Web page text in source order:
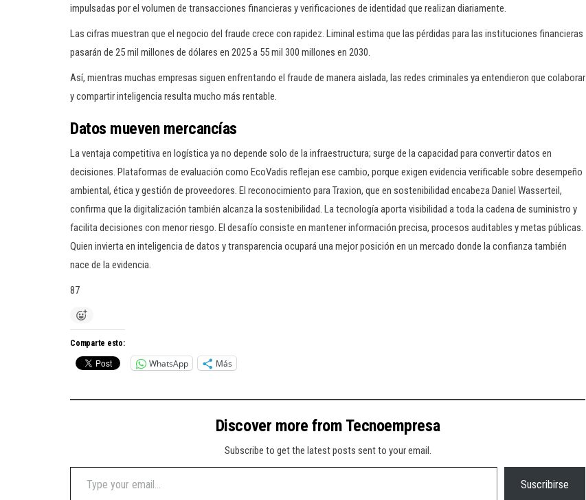
impulsadas por el volumen de transacciones financieras y verificaciones de identidad que realizan diariamente.
Las cifras muestran que el negocio del fraude crece con rapidez. Liminal estima que las pérdidas para las instituciones financieras
pasarán de 25 mil millones de dólares en 2025 a 55 mil 300 millones en 2030.
Así, mientras muchas empresas siguen enfrentando el fraude de manera aislada, las redes criminales ya entendieron que colaborar
y compartir inteligencia resulta mucho más rentable.
Datos mueven mercancías
La ventaja competitiva en logística ya no depende solo de la infraestructura; surge de la capacidad para convertir datos en
decisiones. Plataformas de evaluación como EcoVadis reflejan ese cambio, porque exigen evidencia verificable sobre desempeño
ambiental, ética y gestión de proveedores. El reconocimiento para Traxion, que en sostenibilidad encabeza Daniel Wasserteil,
confirma que la digitalización también alcanza la sostenibilidad. La tecnología aporta visibilidad a toda la cadena de suministro y
facilita decisiones con menor riesgo. El desafío consiste en mantener información precisa, procesos auditables y metas públicas.
Quien invierta en inteligencia de datos y transparencia ocupará una mejor posición en un mercado donde la confianza también
nace de la evidencia.
87
Comparte esto:
WhatsApp Más
Discover more from Tecnoempresa
Subscribe to get the latest posts sent to your email.
Type your email…
Suscribirse